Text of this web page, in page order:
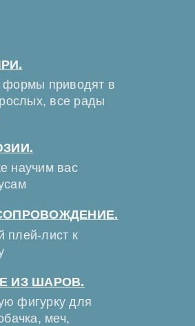
формы приводят в
все рады
научим вас
плей-лист к
ИЗ ШАРОВ.
фигурку для
меч,